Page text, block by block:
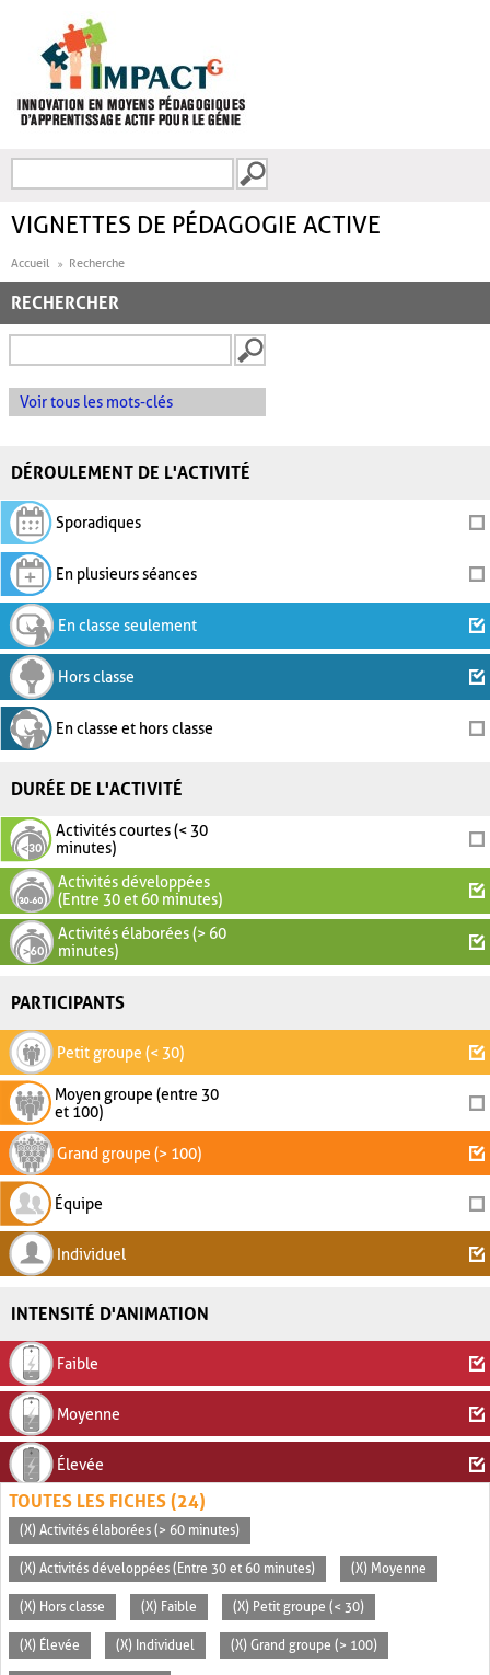
FORMULAIRE DE
VIGNETTES DE PÉDAGOGIE ACTIVE
Accueil Recherche
RECHERCHER
Voir tous les mots-clés
DÉROULEMENT DE L'ACTIVITÉ
Sporadiques
En plusieurs séances
En classe seulement
Hors classe
En classe et hors classe
DURÉE DE L'ACTIVITÉ
Activités courtes (< 30
minutes)
Activités développées
(Entre 30 et 60 minutes)
Activités élaborées (> 60
minutes)
PARTICIPANTS
Petit groupe (< 30)
Moyen groupe (entre 30
et 100)
Grand groupe (> 100)
Équipe
Individuel
INTENSITÉ D'ANIMATION
Faible
Moyenne
Élevée
TOUTES LES FICHES (24)
(X) Activités élaborées (> 60 minutes)
(X) Activités développées (Entre 30 et 60 minutes) (X) Moyenne
(X) Hors classe (X) Faible (X) Petit groupe (< 30)
(X) Élevée (X) Individuel (X) Grand groupe (> 100)